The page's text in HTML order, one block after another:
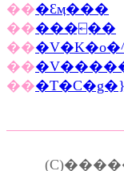
���Ɛӎ���
�����⍇��
��
��
��